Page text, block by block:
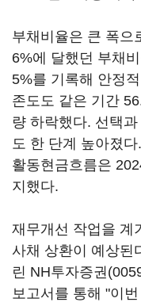
부채비율은 큰 폭으
6%에 달했던 부채
5%를 기록해 안정
존도도 같은 기간
량 하락했다. 선택
도 한 단계 높아졌
활동현금흐름은
지했다.
재무개선 작업을 계
사채 상환이 예상된
린 NH투자증권
보고서를 통해 "이